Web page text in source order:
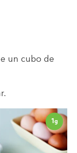
un cubo de
1g